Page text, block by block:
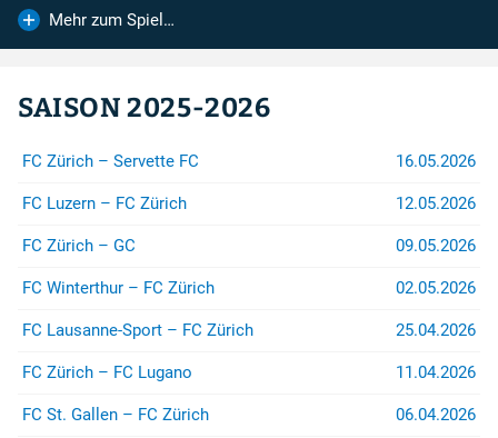
Bei Fragen betreffend Repression
Rayonverboten) könnt ihr über
Mehr zum Spiel…
SAISON 2025-2026
FC Zürich – Servette FC 16.05.2026
FC Luzern – FC Zürich 12.05.2026
FC Zürich – GC 09.05.2026
FC Winterthur – FC Zürich 02.05.2026
FC Lausanne-Sport – FC Zürich 25.04.2026
FC Zürich – FC Lugano 11.04.2026
FC St. Gallen – FC Zürich 06.04.2026